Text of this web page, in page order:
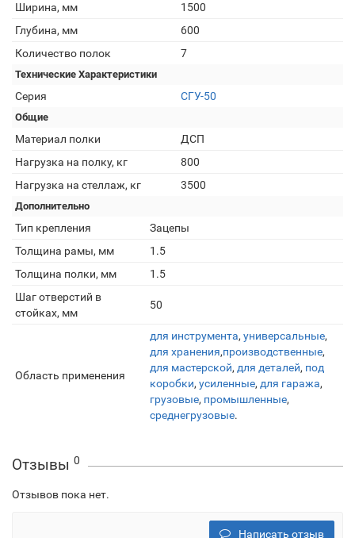
Ширина, мм
1500
Глубина, мм
600
Количество полок
7
Технические Характеристики
Серия СГУ-50
Общие
Материал полки
ДСП
Нагрузка на полку, кг
800
Нагрузка на стеллаж, кг
3500
Дополнительно
Тип крепления
Зацепы
Толщина рамы, мм
1.5
Толщина полки, мм
1.5
Шаг отверстий в
стойках, мм
50
Область применения
для инструмента, универсальные,
для хранения,производственные,
для мастерской, для деталей, под
коробки, усиленные, для гаража,
грузовые, промышленные,
среднегрузовые.
Отзывы 0
Отзывов пока нет.
Написать отзыв